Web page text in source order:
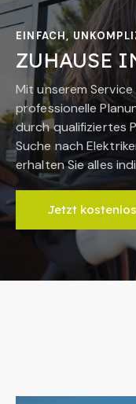
EINFACH,
ZUHAUSE
Mit unserem
professionelle
durch qualifiziertes
Suche nach
erhalten Sie alles
Jetzt